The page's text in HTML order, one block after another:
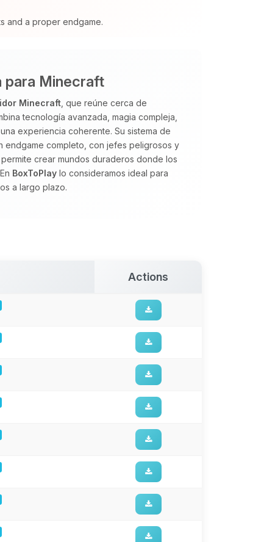
and a proper endgame.
para Minecraft
Minecraft , que reúne cerca de
tecnología avanzada, magia compleja,
experiencia coherente. Su sistema de
endgame completo, con jefes peligrosos y
crear mundos duraderos donde los
BoxToPlay lo consideramos ideal para
a largo plazo.
Actions